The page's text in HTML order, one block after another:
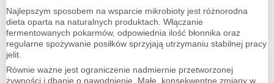
Najlepszym sposobem na wsparcie mikrobioty jest różnorodna
dieta oparta na naturalnych produktach. Włączanie
fermentowanych pokarmów, odpowiednia ilość błonnika oraz
regularne spożywanie posiłków sprzyjają utrzymaniu stabilnej pracy
jelit.
Równie ważne jest ograniczenie nadmiernie przetworzonej
żywności i dbanie o nawodnienie. Małe, konsekwentne zmiany w